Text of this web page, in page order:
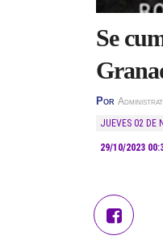
Se
Por
JUEVES 02 DE
29/10/2023